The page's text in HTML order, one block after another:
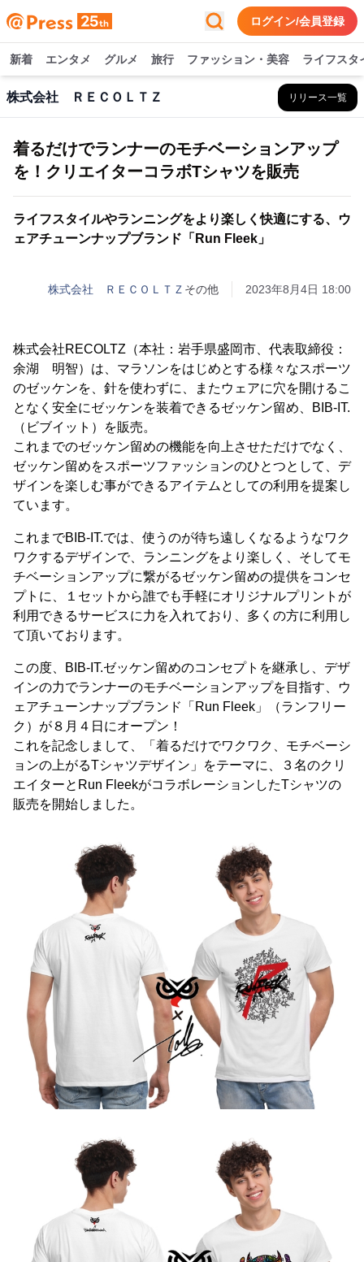
ログイン/会員登録
新着 エンタメ グルメ 旅行 ファッション・美容 ライフスタ
株式会社 ＲＥＣＯＬＴＺ リリース一覧
着るだけでランナーのモチベーションアップ
を！クリエイターコラボTシャツを販売
ライフスタイルやランニングをより楽しく快適にする、ウ
ェアチューンナップブランド「Run Fleek」
株式会社 ＲＥＣＯＬＴＺ その他 2023年8月4日 18:00
株式会社RECOLTZ（本社：岩手県盛岡市、代表取締役：
余湖 明智）は、マラソンをはじめとする様々なスポーツ
のゼッケンを、針を使わずに、またウェアに穴を開けるこ
となく安全にゼッケンを装着できるゼッケン留め、BIB-IT.
（ビブイット）を販売。
これまでのゼッケン留めの機能を向上させただけでなく、
ゼッケン留めをスポーツファッションのひとつとして、デ
ザインを楽しむ事ができるアイテムとしての利用を提案し
ています。
これまでBIB-IT.では、使うのが待ち遠しくなるようなワク
ワクするデザインで、ランニングをより楽しく、そしてモ
チベーションアップに繋がるゼッケン留めの提供をコンセ
プトに、１セットから誰でも手軽にオリジナルプリントが
利用できるサービスに力を入れており、多くの方に利用し
て頂いております。
この度、BIB-IT.ゼッケン留めのコンセプトを継承し、デザ
インの力でランナーのモチベーションアップを目指す、ウ
ェアチューンナップブランド「Run Fleek」（ランフリー
ク）が８月４日にオープン！
これを記念しまして、「着るだけでワクワク、モチベーシ
ョンの上がるTシャツデザイン」をテーマに、３名のクリ
エイターとRun FleekがコラボレーションしたTシャツの
販売を開始しました。